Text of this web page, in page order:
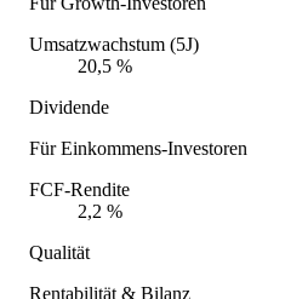
Umsatzwachstum (5J)
20,5 %
Dividende
Für Einkommens-Investoren
FCF-Rendite
2,2 %
Qualität
Rentabilität & Bilanz